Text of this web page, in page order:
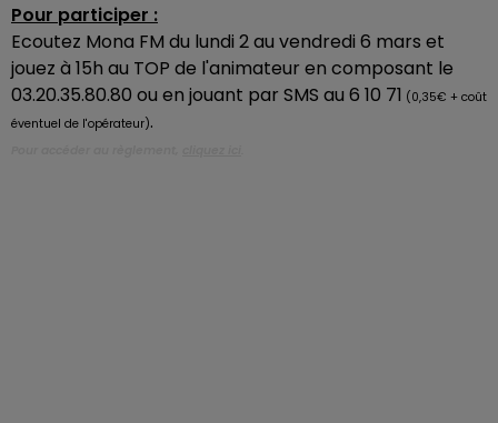
Pour participer :
Ecoutez Mona FM du lundi 2 au vendredi 6 mars et
jouez à 15h au TOP de l'animateur en composant le
03.20.35.80.80 ou en jouant par SMS au 6 10 71 (0,35€ + coût
éventuel de l'opérateur).